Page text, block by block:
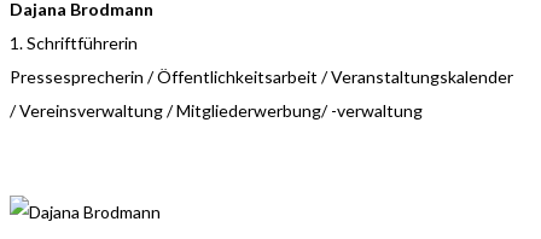
Dajana Brodmann
1. Schriftführerin
Pressesprecherin / Öffentlichkeitsarbeit / Veranstaltungskalender
/ Vereinsverwaltung / Mitgliederwerbung/ -verwaltung